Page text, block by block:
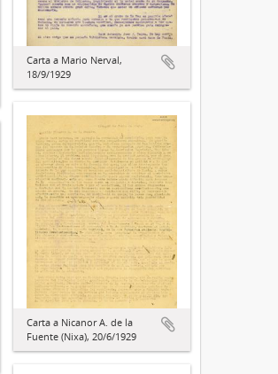
Carta a Mario Nerval,
18/9/1929
Carta a Nicanor A. de la
Fuente (Nixa), 20/6/1929